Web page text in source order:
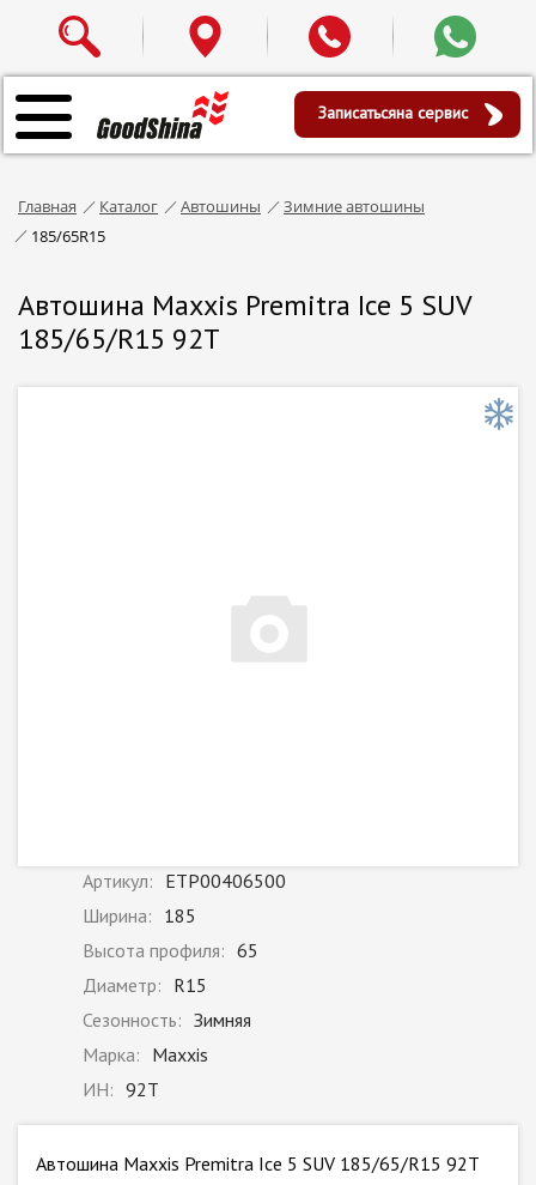
Записатьсяна сервис
Главная Каталог Автошины
Зимние автошины
185/65R15
Автошина Maxxis Premitra Ice 5 SUV
185/65/R15 92T
Артикул: ETP00406500
Ширина: 185
Высота профиля: 65
Диаметр: R15
Сезонность: Зимняя
Марка: Maxxis
ИН: 92T
Автошина Maxxis Premitra Ice 5 SUV 185/65/R15 92T